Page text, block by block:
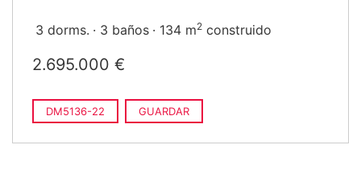
3 dorms. 3 baños 134 m2 construido
2.695.000 €
DM5136-22 GUARDAR